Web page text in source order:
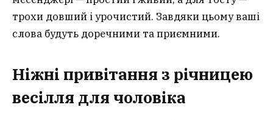
трохи довший і урочистий. Завдяки цьому ваші
слова будуть доречними та приємними.
Ніжні привітання з річницею
весілля для чоловіка